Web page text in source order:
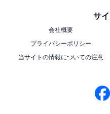
サ
会社概要
プライバシーポリシー
当サイトの情報についての注意